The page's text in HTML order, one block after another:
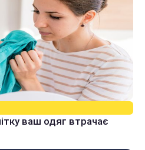
ваш одяг втрачає